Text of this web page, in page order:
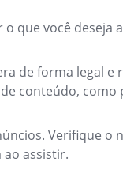
que você deseja
de forma legal e
conteúdo, como
Verifique o
ao assistir.